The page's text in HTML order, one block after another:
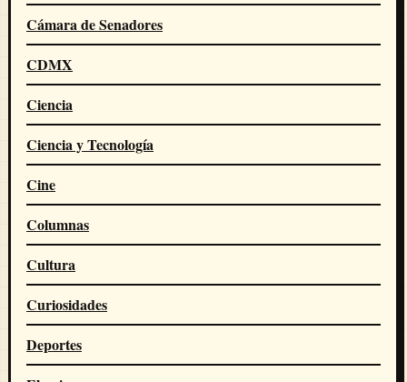
Cámara de Senadores
CDMX
Ciencia
Ciencia y Tecnología
Cine
Columnas
Cultura
Curiosidades
Deportes